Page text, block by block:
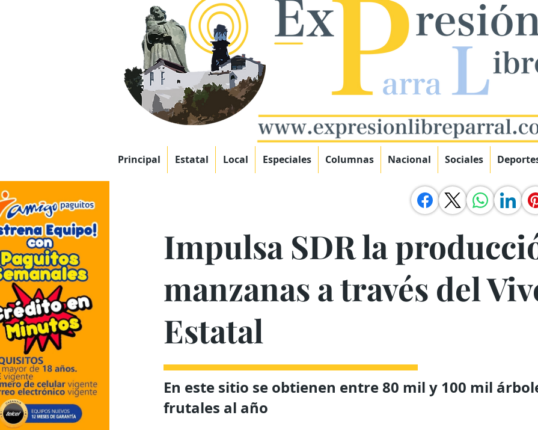
Principal Estatal Local Especiales Columnas Nacional Sociales
Impulsa SDR la
manzanas a través del
Estatal
En este sitio se obtienen entre 80 mil y 100 mil
frutales al año